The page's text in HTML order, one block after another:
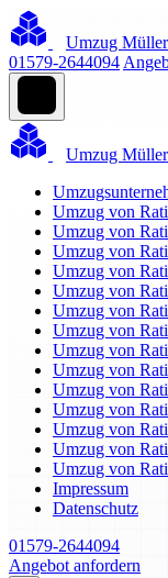
Umzug Müller
01579-2644094
Umzug Müller
Umzug von
Umzug von
Umzug von
Umzug von
Umzug von
Umzug von
Umzug von
Umzug von
Umzug von
Umzug von
Umzug von
Umzug von
Umzug von
Umzug von
Impressum
Datenschutz
01579-2644094
Angebot anfordern